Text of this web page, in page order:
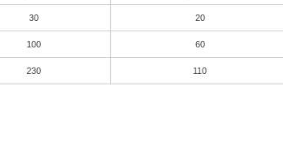
30 20
100 60
230 110